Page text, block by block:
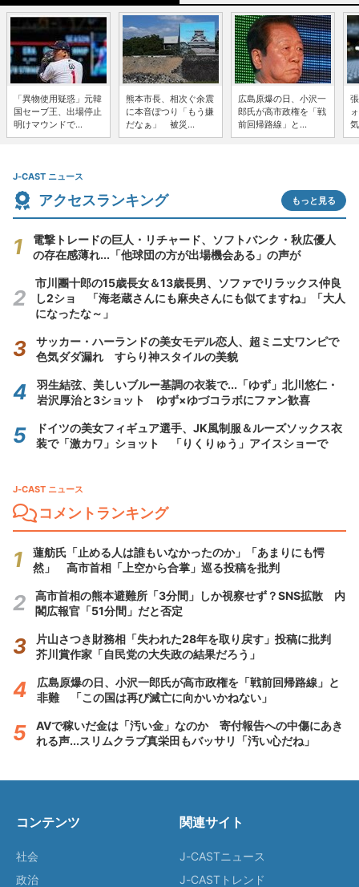
「異物使用疑惑」元韓
国セーブ王、出場停止
明けマウンドで...
熊本市長、相次ぐ余震
に本音ぽつり「もう嫌
だなぁ」 被災...
広島原爆の日、小沢一
郎氏が高市政権を「戦
前回帰路線」と...
J-CAST ニュース
アクセスランキング もっと見る
電撃トレードの巨人・リチャード、ソフトバンク・秋広優人
の存在感薄れ...「他球団の方が出場機会ある」の声が
市川團十郎の15歳長女＆13歳長男、ソファでリラックス仲良
し2ショ 「海老蔵さんにも麻央さんにも似てますね」「大人
になったな～」
サッカー・ハーランドの美女モデル恋人、超ミニ丈ワンピで
色気ダダ漏れ すらり神スタイルの美貌
羽生結弦、美しいブルー基調の衣装で...「ゆず」北川悠仁・
岩沢厚治と3ショット ゆず×ゆづコラボにファン歓喜
ドイツの美女フィギュア選手、JK風制服＆ルーズソックス衣
装で「激カワ」ショット 「りくりゅう」アイスショーで
J-CAST ニュース
コメントランキング
蓮舫氏「止める人は誰もいなかったのか」「あまりにも愕
然」 高市首相「上空から合掌」巡る投稿を批判
高市首相の熊本避難所「3分間」しか視察せず？SNS拡散 内
閣広報官「51分間」だと否定
片山さつき財務相「失われた28年を取り戻す」投稿に批判
芥川賞作家「自民党の大失政の結果だろう」
広島原爆の日、小沢一郎氏が高市政権を「戦前回帰路線」と
非難 「この国は再び滅亡に向かいかねない」
AVで稼いだ金は「汚い金」なのか 寄付報告への中傷にあき
れる声...スリムクラブ真栄田もバッサリ「汚い心だね」
コンテンツ
社会
政治
関連サイト
J-CASTニュース
J-CASTトレンド